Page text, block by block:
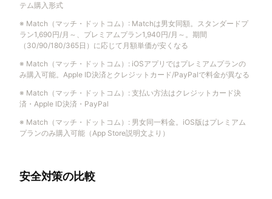
テム購入形式
※ Match（マッチ・ドットコム） : Matchは男女同額。スタンダードプ
ラン1,690円/月～、プレミアムプラン1,940円/月～。期間
（30/90/180/365日）に応じて月額単価が安くなる
※ Match（マッチ・ドットコム） : iOSアプリではプレミアムプランの
み購入可能。Apple ID決済とクレジットカード/PayPalで料金が異なる
※ Match（マッチ・ドットコム） : 支払い方法はクレジットカード決
済・Apple ID決済・PayPal
※ Match（マッチ・ドットコム） : 男女同一料金。iOS版はプレミアム
プランのみ購入可能（App Store説明文より）
安全対策の比較